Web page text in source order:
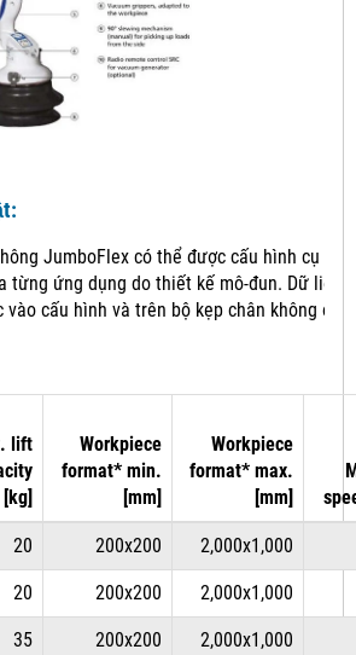
JumboFlex có thể được cấu hình cụ thể
từng ứng dụng do thiết kế mô-đun. Dữ liệu
vào cấu hình và trên bộ kẹp chân không
lift
[kg]
Workpiece
format* min.
[mm]
Workpiece
format* max.
[mm]
20 200x200 2,000x1,000
20 200x200 2,000x1,000
35 200x200 2,000x1,000